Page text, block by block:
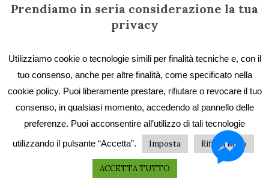
Pubblica in selfpublishing
Libri
Ebook
Prendiamo in seria considerazione la tua
privacy
Utilizziamo cookie o tecnologie simili per finalità tecniche e, con il
tuo consenso, anche per altre finalità, come specificato nella
cookie policy. Puoi liberamente prestare, rifiutare o revocare il tuo
consenso, in qualsiasi momento, accedendo al pannello delle
preferenze. Puoi acconsentire all’utilizzo di tali tecnologie
utilizzando il pulsante “Accetta”.
Imposta Rifiuta tutto
ACCETTA TUTTO